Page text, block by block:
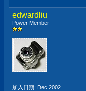
edwardliu
Power Member
加入日期: Dec 2002